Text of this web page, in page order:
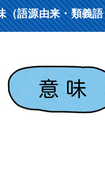
（語源由来・類義